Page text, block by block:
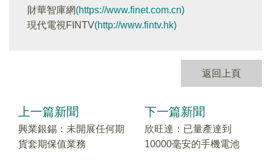
財華智庫網(https://www.finet.com.cn)
現代電視FINTV(http://www.fintv.hk)
返回上頁
上一篇新聞
興業銀錫：未開展任何期
貨套期保值業務
下一篇新聞
欣旺達：已量產達到
10000毫安的手機電池